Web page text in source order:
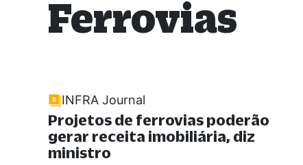
Ferrovias
INFRA Journal
Projetos de ferrovias poderão
gerar receita imobiliária, diz
ministro